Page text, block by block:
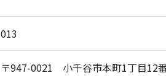
013
〒947-0021 小千谷市本町1丁目12